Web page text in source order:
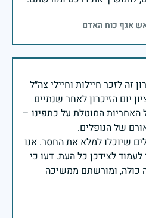
אגף כוח האדם
זה לזכר חיילות וחיילי צה״ל
יום הזיכרון לאחר שנתיים
המוטלת על כתפינו –
שיוכלו למלא את החסר. אנו
לצידכן כל העת. דעו כי
כולה, ומורשתם ממשיכה